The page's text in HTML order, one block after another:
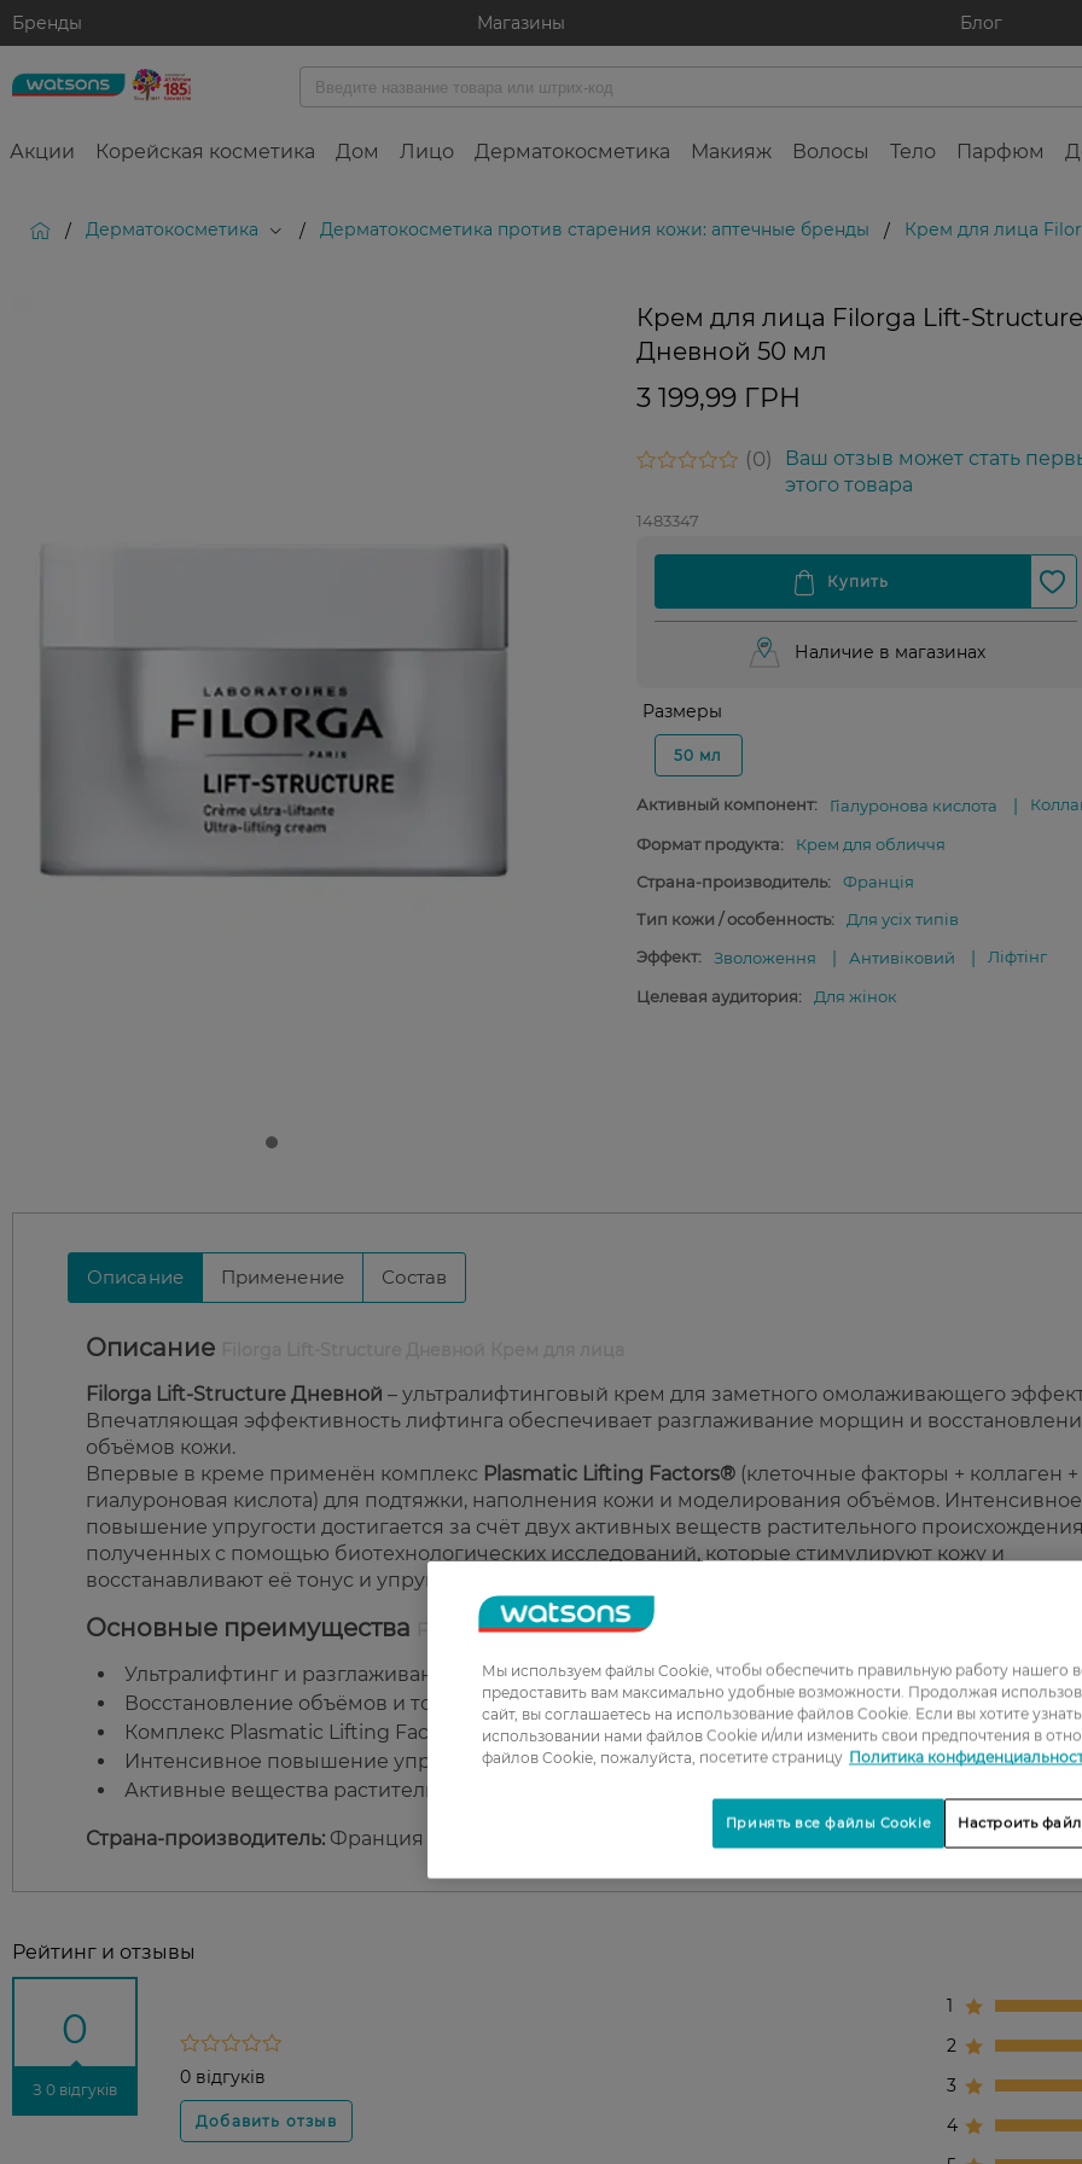
Бренды Магазины Блог
Акции Корейская косметика Дом Лицо Дерматокосметика Макияж Волосы Тело Парфюм
/ Дерматокосметика / Дерматокосметика против старения кожи: аптечные бренды / Крем для лица
Крем для лица Filorga Lift-Structure
Дневной 50 мл
3 199,99 ГРН
0
Ваш отзыв может стать
этого товара
1483347
Наличие в магазинах
Размеры
50 мл
Активный компонент: Гіалуронова кислота
Формат продукта:
Крем для обличчя
Страна-производитель:
Франція
Тип кожи / особенность:
Для усіх типів
Эффект:
Зволоження Антивіковий Ліфтінг
Целевая аудитория: Для жінок
Описание Применение Состав
Описание
Filorga Lift-Structure Дневной – ультралифтинговый крем для заметного омолаживающего
Впечатляющая эффективность лифтинга обеспечивает разглаживание морщин и
объёмов кожи.
Впервые в креме применён комплекс Plasmatic Lifting Factors® (клеточные факторы + коллаген +
гиалуроновая кислота) для подтяжки, наполнения кожи и моделирования объёмов. Интенсивное
повышение упругости достигается за счёт двух активных веществ растительного
полученных с помощью биотехнологических исследований, которые стимулируют кожу и
восстанавливают её тонус и упругость.
Основные преимущества Filorga Lift-Structure Дневной
Ультралифтинг и разглаживание морщин.
Восстановление объёмов и тонуса кожи.
Комплекс Plasmatic Lifting Factors® для подтяжки и наполнения.
Интенсивное повышение упругости кожи.
Активные вещества растительного происхождения для стимуляции и восстановления кожи.
Страна-производитель: Франция
Рейтинг и отзывы
0
З 0 відгуків
0 відгуків
1
2
3
4
Мы используем файлы Cookie, чтобы обеспечить правильную работу нашего
предоставить вам максимально удобные возможности. Продолжая
сайт, вы соглашаетесь на использование файлов Cookie. Если вы хотите
использовании нами файлов Cookie и/или изменить свои предпочтения в
файлов Cookie, пожалуйста, посетите страницу Политика
Настроить
Принять все файлы Cookie